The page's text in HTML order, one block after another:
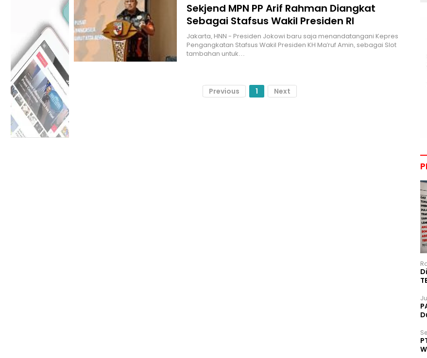
Sekjend MPN PP Arif Rahman Diangkat
Sebagai Stafsus Wakil Presiden RI
Jakarta, HNN - Presiden Jokowi baru saja menandatangani Kepres
Pengangkatan Stafsus Wakil Presiden KH Ma'ruf Amin, sebagai Slot
tambahan untuk…
Previous 1 Next